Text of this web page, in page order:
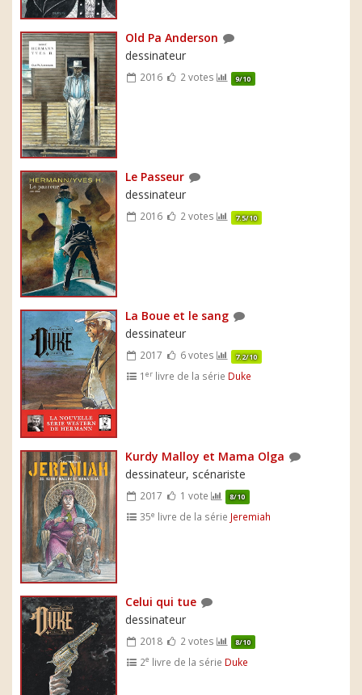
Old Pa Anderson
dessinateur
2016 2 votes 9/10
Le Passeur
dessinateur
2016 2 votes 7.5/10
La Boue et le sang
dessinateur
2017 6 votes 7.2/10
1er livre de la série Duke
Kurdy Malloy et Mama Olga
dessinateur, scénariste
2017 1 vote 8/10
35e livre de la série Jeremiah
Celui qui tue
dessinateur
2018 2 votes 8/10
2e livre de la série Duke